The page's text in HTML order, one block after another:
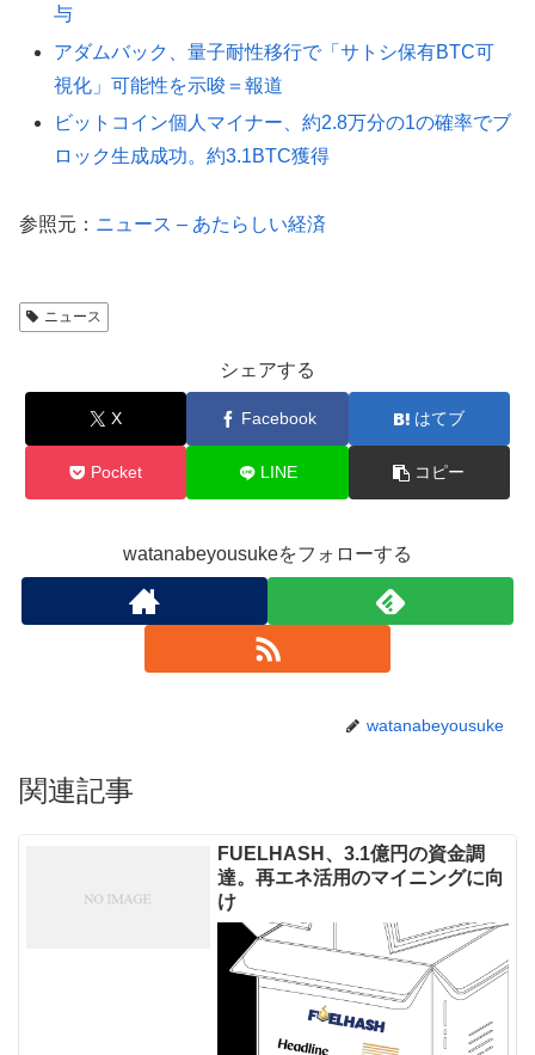
与
アダムバック、量子耐性移行で「サトシ保有BTC可
視化」可能性を示唆＝報道
ビットコイン個人マイナー、約2.8万分の1の確率でブ
ロック生成成功。約3.1BTC獲得
参照元： ニュース – あたらしい経済
ニュース
シェアする
X Facebook はてブ
Pocket LINE コピー
watanabeyousukeをフォローする
watanabeyousuke
関連記事
FUELHASH、3.1億円の資金調
達。再エネ活用のマイニングに向
け